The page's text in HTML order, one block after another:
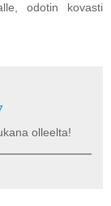
odotin kovasti
olleelta!